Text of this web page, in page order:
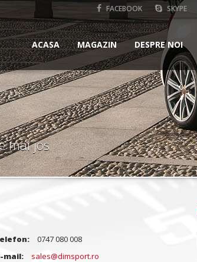
FACEBOOK SKYPE
ACASA MAGAZIN DESPRE NOI
mai jos
0747 080 008
mail:
sales@dimsport.ro